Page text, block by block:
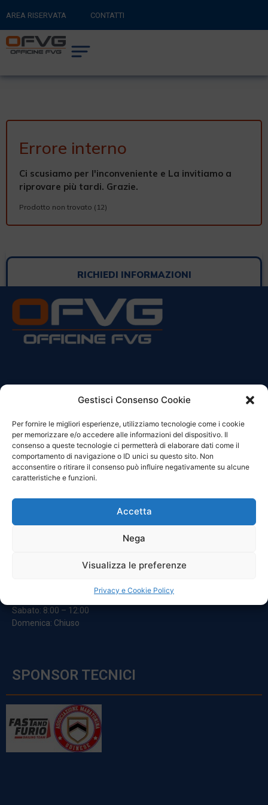
Gestisci Consenso Cookie
Per fornire le migliori esperienze, utilizziamo tecnologie come i cookie
per memorizzare e/o accedere alle informazioni del dispositivo. Il
consenso a queste tecnologie ci permetterà di elaborare dati come il
comportamento di navigazione o ID unici su questo sito. Non
acconsentire o ritirare il consenso può influire negativamente su alcune
caratteristiche e funzioni.
Accetta
Nega
Visualizza le preferenze
Privacy e Cookie Policy
AREA RISERVATA CONTATTI
RITORNA AL SITO PRINCIPALE
CARRELLO
Errore interno
Ci scusiamo per l'inconveniente e La invitiamo a
riprovare più tardi. Grazie.
Prodotto non trovato (12)
RICHIEDI INFORMAZIONI
Sede Legale:
Via Principe Di Udine 144
33030 Campoformido (Ud)
clienti@officinefvg.it
posta@officinefvgpec.It
Sabato: 8:00 – 12:00
Domenica: Chiuso
SPONSOR TECNICI